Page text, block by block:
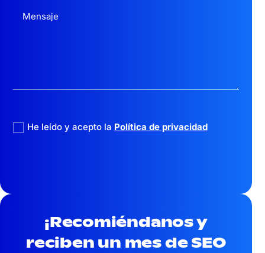
He leído y acepto la Política de privacidad
¡Recomiéndanos y
reciben un mesde SEO